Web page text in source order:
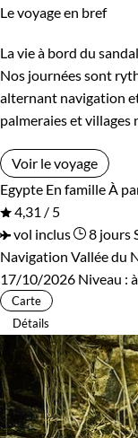
Le voyage en bref
La vie à bord du
Nos journées sont
alternant navigation
palmeraies et villages
Voir le voyage
Egypte En famille À
4,31 / 5
vol inclus
8 jours
Navigation Vallée du
17/10/2026 Niveau :
Carte
Détails